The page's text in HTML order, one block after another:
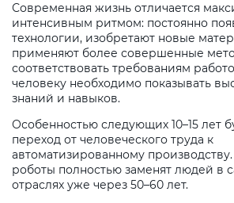
Современная жизнь отличается
интенсивным ритмом: постоянно
технологии, изобретают новые
применяют более совершенные
соответствовать требованиям
человеку необходимо показывать
знаний и навыков.
Особенностью следующих 10–15 лет
переход от человеческого труда к
автоматизированному
роботы полностью заменят людей в
отраслях уже через 50–60 лет.